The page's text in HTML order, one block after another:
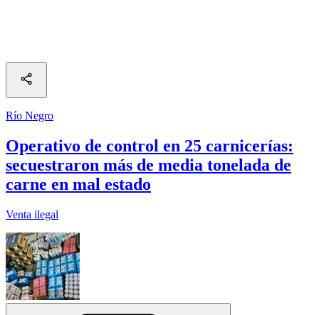
Río Negro
Operativo de control en 25 carnicerías:
secuestraron más de media tonelada de
carne en mal estado
Venta ilegal